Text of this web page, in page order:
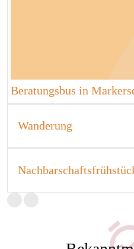
Beratungsbus in
Wanderung